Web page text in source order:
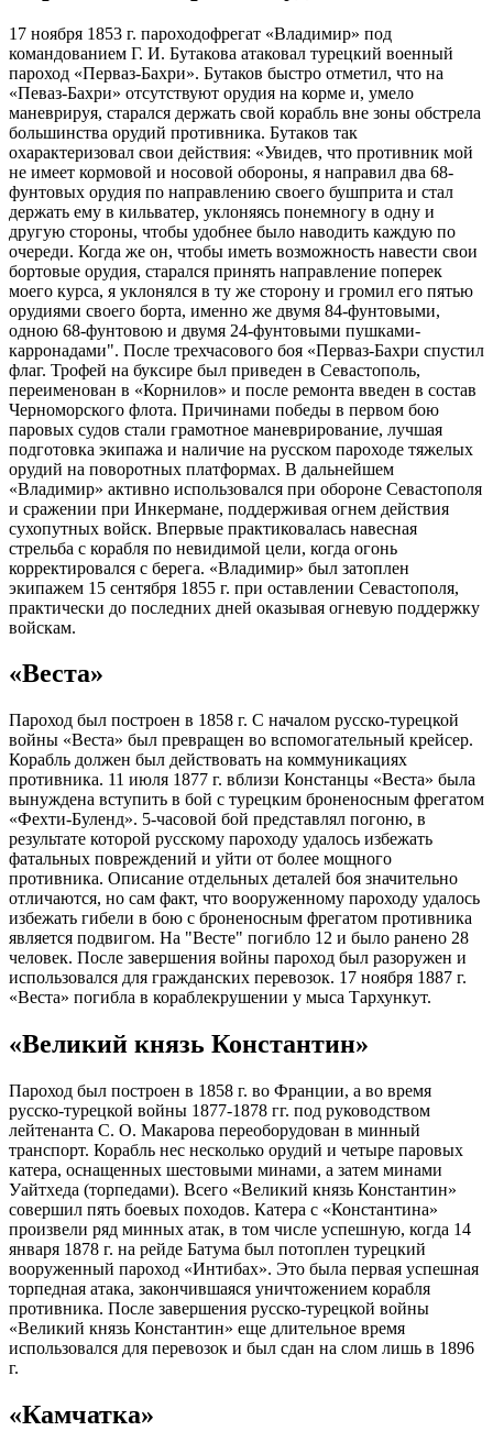
17 ноября 1853 г. пароходофрегат «Владимир» под
командованием Г. И. Бутакова атаковал турецкий военный
пароход «Перваз-Бахри». Бутаков быстро отметил, что на
«Певаз-Бахри» отсутствуют орудия на корме и, умело
маневрируя, старался держать свой корабль вне зоны обстрела
большинства орудий противника. Бутаков так
охарактеризовал свои действия: «Увидев, что противник мой
не имеет кормовой и носовой обороны, я направил два 68-
фунтовых орудия по направлению своего бушприта и стал
держать ему в кильватер, уклоняясь понемногу в одну и
другую стороны, чтобы удобнее было наводить каждую по
очереди. Когда же он, чтобы иметь возможность навести свои
бортовые орудия, старался принять направление поперек
моего курса, я уклонялся в ту же сторону и громил его пятью
орудиями своего борта, именно же двумя 84-фунтовыми,
одною 68-фунтовою и двумя 24-фунтовыми пушками-
карронадами". После трехчасового боя «Перваз-Бахри спустил
флаг. Трофей на буксире был приведен в Севастополь,
переименован в «Корнилов» и после ремонта введен в состав
Черноморского флота. Причинами победы в первом бою
паровых судов стали грамотное маневрирование, лучшая
подготовка экипажа и наличие на русском пароходе тяжелых
орудий на поворотных платформах. В дальнейшем
«Владимир» активно использовался при обороне Севастополя
и сражении при Инкермане, поддерживая огнем действия
сухопутных войск. Впервые практиковалась навесная
стрельба с корабля по невидимой цели, когда огонь
корректировался с берега. «Владимир» был затоплен
экипажем 15 сентября 1855 г. при оставлении Севастополя,
практически до последних дней оказывая огневую поддержку
войскам.
«Веста»
Пароход был построен в 1858 г. С началом русско-турецкой
войны «Веста» был превращен во вспомогательный крейсер.
Корабль должен был действовать на коммуникациях
противника. 11 июля 1877 г. вблизи Констанцы «Веста» была
вынуждена вступить в бой с турецким броненосным фрегатом
«Фехти-Буленд». 5-часовой бой представлял погоню, в
результате которой русскому пароходу удалось избежать
фатальных повреждений и уйти от более мощного
противника. Описание отдельных деталей боя значительно
отличаются, но сам факт, что вооруженному пароходу удалось
избежать гибели в бою с броненосным фрегатом противника
является подвигом. На "Весте" погибло 12 и было ранено 28
человек. После завершения войны пароход был разоружен и
использовался для гражданских перевозок. 17 ноября 1887 г.
«Веста» погибла в кораблекрушении у мыса Тархункут.
«Великий князь Константин»
Пароход был построен в 1858 г. во Франции, а во время
русско-турецкой войны 1877-1878 гг. под руководством
лейтенанта С. О. Макарова переоборудован в минный
транспорт. Корабль нес несколько орудий и четыре паровых
катера, оснащенных шестовыми минами, а затем минами
Уайтхеда (торпедами). Всего «Великий князь Константин»
совершил пять боевых походов. Катера с «Константина»
произвели ряд минных атак, в том числе успешную, когда 14
января 1878 г. на рейде Батума был потоплен турецкий
вооруженный пароход «Интибах». Это была первая успешная
торпедная атака, закончившаяся уничтожением корабля
противника. После завершения русско-турецкой войны
«Великий князь Константин» еще длительное время
использовался для перевозок и был сдан на слом лишь в 1896
г.
«Камчатка»